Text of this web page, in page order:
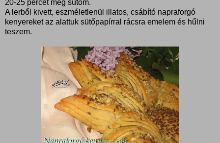
20-25 percet még sütöm.
A lerből kivett, eszméletlenül illatos, csábító napraforgó
kenyereket az alattuk sütőpapírral rácsra emelem és hűlni
teszem.